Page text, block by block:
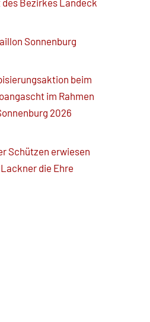
Bezirkes Landeck
Sonnenburg
beim
im Rahmen
2026
Schützen erwiesen
die Ehre